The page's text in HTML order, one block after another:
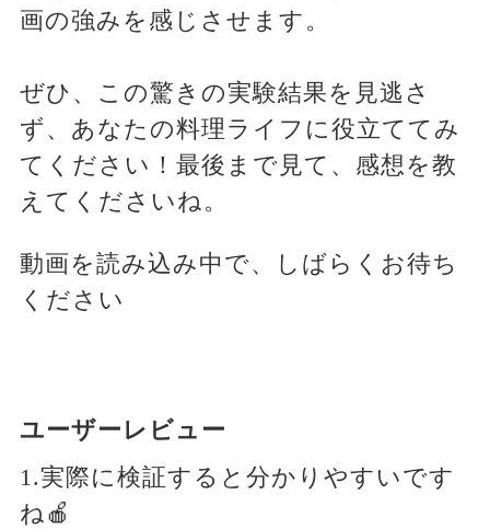
画の強みを感じさせます。
ぜひ、この驚きの実験結果を見逃さ
ず、あなたの料理ライフに役立ててみ
てください！最後まで見て、感想を教
えてくださいね。
動画を読み込み中で、しばらくお待ち
ください
ユーザーレビュー
1.実際に検証すると分かりやすいです
ね🍎